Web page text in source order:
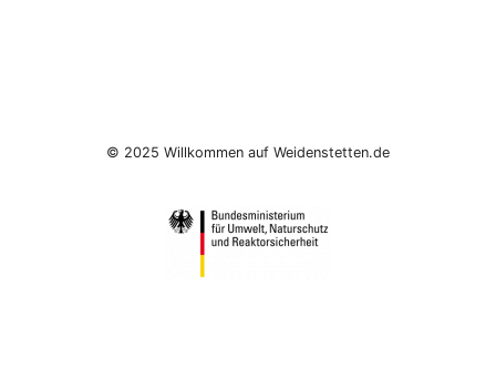
© 2025 Willkommen auf Weidenstetten.de